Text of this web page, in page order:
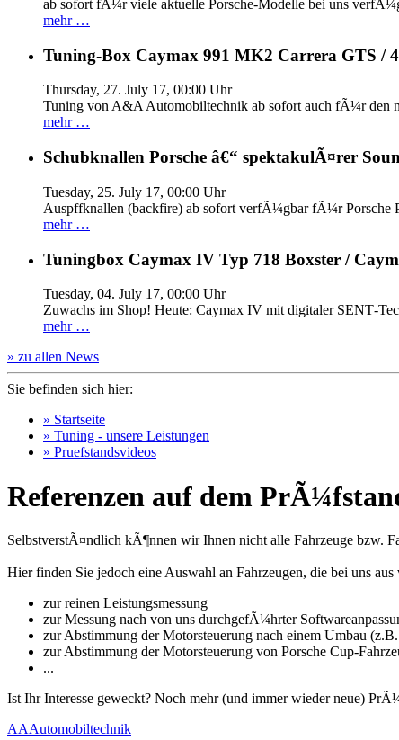
ab sofort fÃ¼r viele aktuelle Porsche-Modelle bei uns
mehr …
Tuning-Box Caymax 991 MK2 Carrera GTS /
Thursday, 27. July 17, 00:00 Uhr
Tuning von A&A Automobiltechnik ab sofort auch fÃ¼r den
mehr …
Schubknallen Porsche â€“ spektakulÃ¤rer
Tuesday, 25. July 17, 00:00 Uhr
Auspffknallen (backfire) ab sofort verfÃ¼gbar fÃ¼r
mehr …
Tuningbox Caymax IV Typ 718 Boxster /
Tuesday, 04. July 17, 00:00 Uhr
Zuwachs im Shop! Heute: Caymax IV mit digitaler
mehr …
» zu allen News
Sie befinden sich hier:
» Startseite
» Tuning - unsere Leistungen
» Pruefstandsvideos
Referenzen auf dem
SelbstverstÃ¤ndlich kÃ¶nnen wir Ihnen nicht alle Fahrzeuge bzw.
Hier finden Sie jedoch eine Auswahl an Fahrzeugen, die bei uns
zur reinen Leistungsmessung
zur Messung nach von uns durchgefÃ¼hrter
zur Abstimmung der Motorsteuerung nach einem Umbau
zur Abstimmung der Motorsteuerung von Porsche Cup-
...
Ist Ihr Interesse geweckt? Noch mehr (und immer wieder neue)
AAAutomobiltechnik